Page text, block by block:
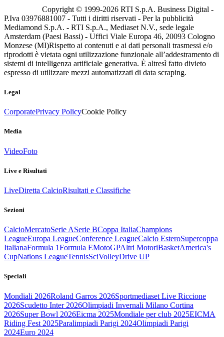
Copyright © 1999-2026 RTI S.p.A. Business Digital -
P.Iva 03976881007 - Tutti i diritti riservati - Per la pubblicità
Mediamond S.p.A. - RTI S.p.A., Mediaset N.V., sede legale
Amsterdam (Paesi Bassi) - Uffici Viale Europa 46, 20093 Cologno
Monzese (MI)Rispetto ai contenuti e ai dati personali trasmessi e/o
riprodotti è vietata ogni utilizzazione funzionale all’addestramento di
sistemi di intelligenza artificiale generativa. È altresì fatto divieto
espresso di utilizzare mezzi automatizzati di data scraping.
Legal
CorporatePrivacy PolicyCookie Policy
Media
VideoFoto
Live e Risultati
LiveDiretta CalcioRisultati e Classifiche
Sezioni
CalcioMercatoSerie ASerie BCoppa ItaliaChampions
LeagueEuropa LeagueConference LeagueCalcio EsteroSupercoppa
ItalianaFormula 1Formula EMotoGPAltri MotoriBasketAmerica's
CupNations LeagueTennisSciVolleyDrive UP
Speciali
Mondiali 2026Roland Garros 2026Sportmediaset Live Riccione
2026Scudetto Inter 2026Olimpiadi Invernali Milano Cortina
2026Super Bowl 2026Eicma 2025Mondiale per club 2025EICMA
Riding Fest 2025Paralimpiadi Parigi 2024Olimpiadi Parigi
2024Euro 2024